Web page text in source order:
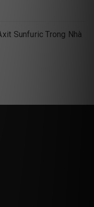
Sunfuric Trong Nhà